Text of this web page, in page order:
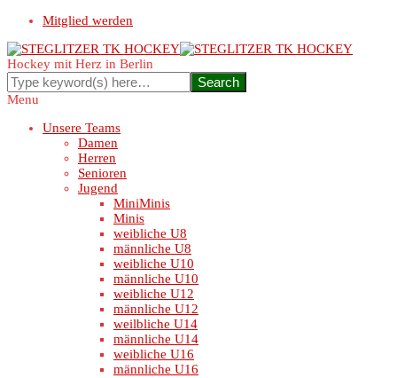
Mitglied werden
Hockey mit Herz in Berlin
Menu
Unsere Teams
Damen
Herren
Senioren
Jugend
MiniMinis
Minis
weibliche U8
männliche U8
weibliche U10
männliche U10
weibliche U12
männliche U12
weilbliche U14
männliche U14
weibliche U16
männliche U16